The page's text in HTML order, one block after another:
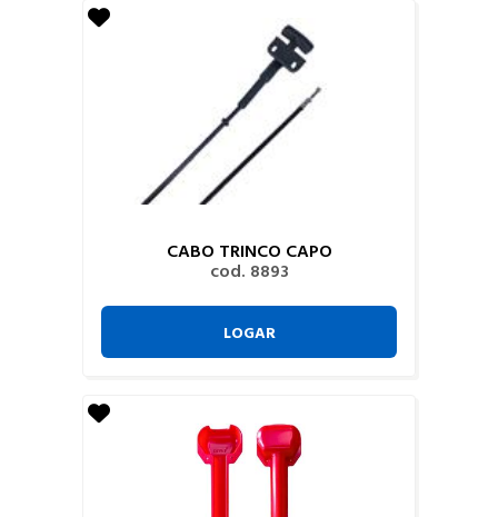
CABO TRINCO CAPO
cod. 8893
LOGAR